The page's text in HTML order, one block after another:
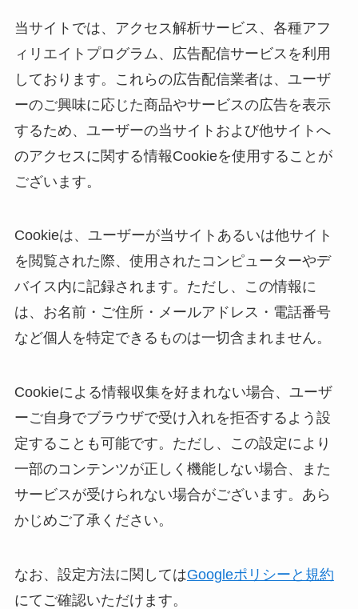
当サイトでは、アクセス解析サービス、各種アフ
ィリエイトプログラム、広告配信サービスを利用
しております。これらの広告配信業者は、ユーザ
ーのご興味に応じた商品やサービスの広告を表示
するため、ユーザーの当サイトおよび他サイトへ
のアクセスに関する情報Cookieを使用することが
ございます。
Cookieは、ユーザーが当サイトあるいは他サイト
を閲覧された際、使用されたコンピューターやデ
バイス内に記録されます。ただし、この情報に
は、お名前・ご住所・メールアドレス・電話番号
など個人を特定できるものは一切含まれません。
Cookieによる情報収集を好まれない場合、ユーザ
ーご自身でブラウザで受け入れを拒否するよう設
定することも可能です。ただし、この設定により
一部のコンテンツが正しく機能しない場合、また
サービスが受けられない場合がございます。あら
かじめご了承ください。
なお、設定方法に関してはGoogleポリシーと規約
にてご確認いただけます。